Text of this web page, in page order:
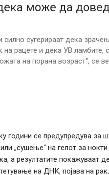
може да
силно сугерираат дека
рацете и дека УВ ламбите,
на порана возраст“, ​​се
години се предупредува за
„сушење“ на гелот за
а резултатите покажуваат
на ДНК, појава на
случува
И многу
завршила
свадбата